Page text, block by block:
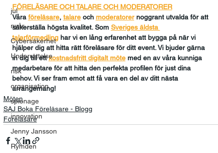
jul
nyår
Cybersäkerhet
Underrättelse
risk
organisation
spionage
innovation
Jenny Jansson
Rymden
FÖRELÄSARE OCH TALARE OCH MODERATORER
Våra föreläsare, talare och moderatorer noggrant utvalda för att
säkerställa högsta kvalitet. Som Sveriges äldsta
talarförmedling har vi en lång erfarenhet att bygga på när vi
hjälper dig att hitta rätt föreläsare för ditt event. Vi bjuder gärna
in dig till ett kostnadsfritt digitalt möte med en av våra kunniga
medarbetare för att hitta den perfekta profilen för just dina
behov. Vi ser fram emot att få vara en del av ditt nästa
arrangemang!
Möten
SAJ Boka Föreläsare - Blogg
Föreläsare